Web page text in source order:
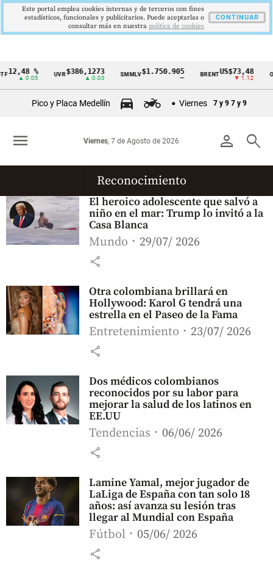
Cintillo
Colombia
12,48 %
▲ 0.05
UVR$386,1273
▲ 0.03
SMMLV $1.750.905
—
BRENTUS$73,48
▼ 1.12
Pico y Placa Medellín Viernes 7 y 9 7 y 9
person search
Viernes, 7 de Agosto de 2026
menu
Reconocimiento
El heroico adolescente que salvó a
niño en el mar: Trump lo invitó a la
Casa Blanca
Mundo 29/07/ 2026
share
Otra colombiana brillará en
Hollywood: Karol G tendrá una
estrella en el Paseo de la Fama
Entretenimiento 23/07/ 2026
share
Dos médicos colombianos
reconocidos por su labor para
mejorar la salud de los latinos en
EE.UU
Tendencias 06/06/ 2026
share
Lamine Yamal, mejor jugador de
LaLiga de España con tan solo 18
años: así avanza su lesión tras
llegar al Mundial con España
Fútbol 05/06/ 2026
share
Este portal emplea cookies internas y de terceros con fines
estadísticos, funcionales y publicitarios. Puede aceptarlas o
consultar más en nuestra politica de cookies
CONTINUAR